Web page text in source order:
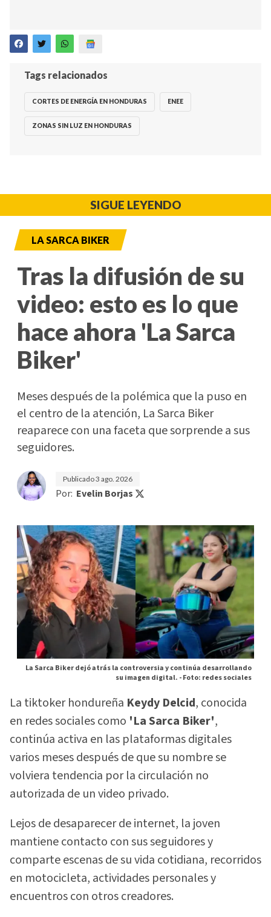
Tags relacionados
CORTES DE ENERGÍA EN HONDURAS ENEE
ZONAS SIN LUZ EN HONDURAS
SIGUE LEYENDO
LA SARCA BIKER
Tras la difusión de su
video: esto es lo que
hace ahora 'La Sarca
Biker'
Meses después de la polémica que la puso en
el centro de la atención, La Sarca Biker
reaparece con una faceta que sorprende a sus
seguidores.
Publicado3 ago. 2026
Por: Evelin Borjas
La Sarca Biker dejó atrás la controversia y continúa desarrollando
su imagen digital. -Foto: redes sociales
La tiktoker hondureña Keydy Delcid, conocida
en redes sociales como 'La Sarca Biker',
continúa activa en las plataformas digitales
varios meses después de que su nombre se
volviera tendencia por la circulación no
autorizada de un video privado.
Lejos de desaparecer de internet, la joven
mantiene contacto con sus seguidores y
comparte escenas de su vida cotidiana, recorridos
en motocicleta, actividades personales y
encuentros con otros creadores.